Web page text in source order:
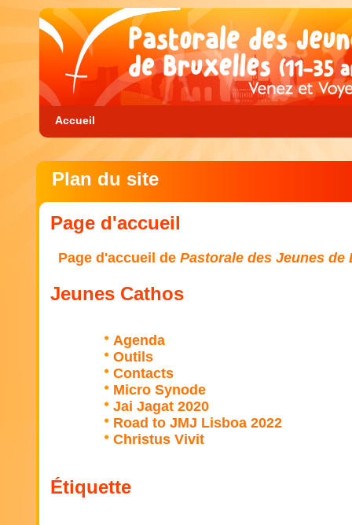
Accueil
Plan du site
Page d'accueil
Page d'accueil de Pastorale des Jeunes de
Jeunes Cathos
Agenda
Outils
Contacts
Micro Synode
Jai Jagat 2020
Road to JMJ Lisboa 2022
Christus Vivit
Étiquette